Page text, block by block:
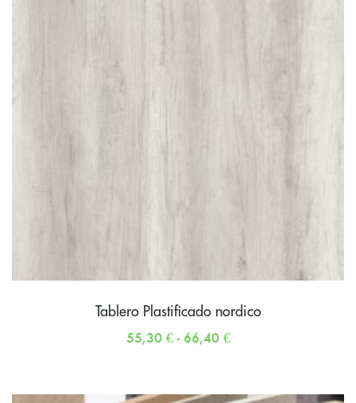
Tablero Plastificado nordico
55,30 € - 66,40 €